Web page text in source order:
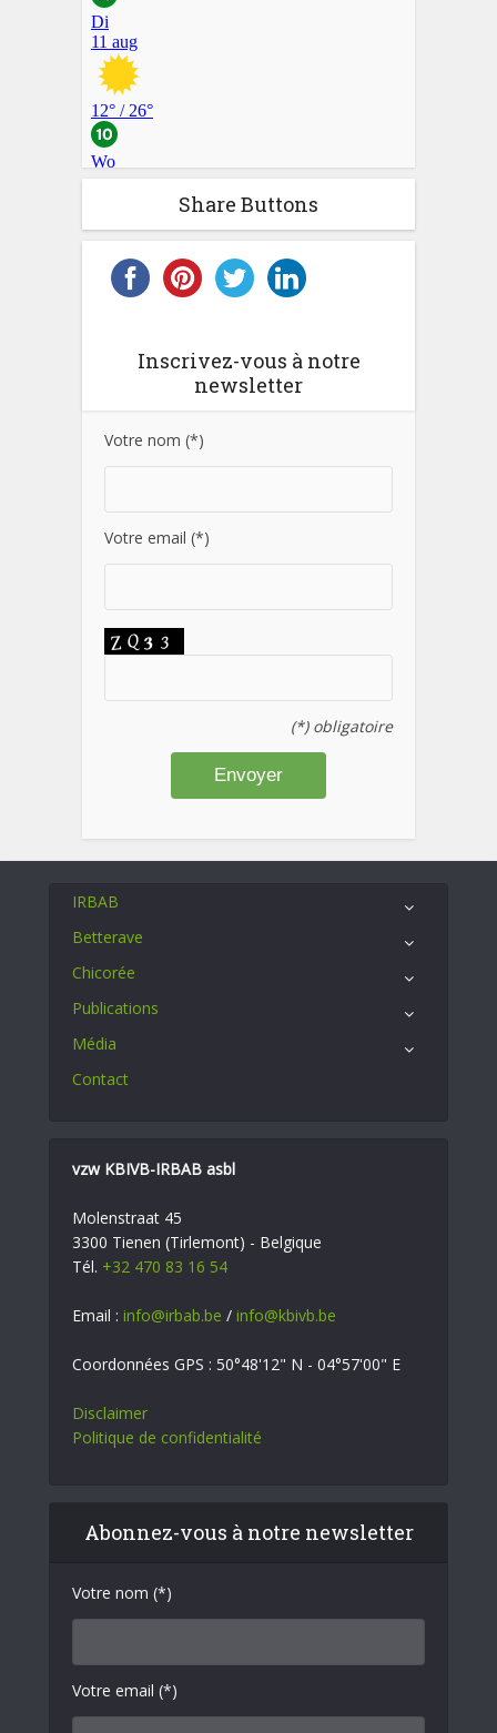
Share Buttons
Inscrivez-vous à notre
newsletter
Votre nom (*)
Votre email (*)
(*) obligatoire
IRBAB
Betterave
Chicorée
Publications
Média
Contact
vzw KBIVB-IRBAB asbl
Molenstraat 45
3300 Tienen (Tirlemont) - Belgique
Tél. +32 470 83 16 54
Email : info@irbab.be / info@kbivb.be
Coordonnées GPS : 50°48'12" N - 04°57'00" E
Disclaimer
Politique de confidentialité
Abonnez-vous à notre newsletter
Votre nom (*)
Votre email (*)